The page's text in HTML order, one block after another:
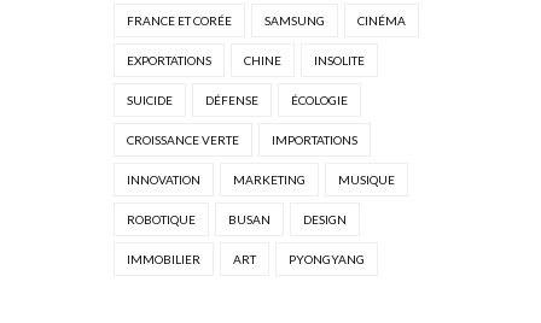
FRANCE ET CORÉE SAMSUNG CINÉMA
EXPORTATIONS CHINE INSOLITE
SUICIDE DÉFENSE ÉCOLOGIE
CROISSANCE VERTE IMPORTATIONS
INNOVATION MARKETING MUSIQUE
ROBOTIQUE BUSAN DESIGN
IMMOBILIER ART PYONGYANG